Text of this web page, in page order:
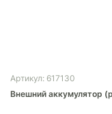
Артикул: 617130
Внешний аккумулятор